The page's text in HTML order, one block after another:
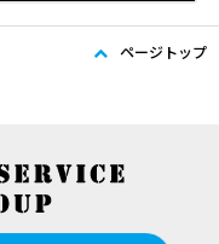
ページトップ